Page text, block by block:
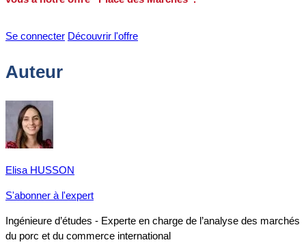
Se connecter Découvrir l'offre
Auteur
Elisa HUSSON
S'abonner à l'expert
Ingénieure d’études - Experte en charge de l’analyse des marchés
du porc et du commerce international